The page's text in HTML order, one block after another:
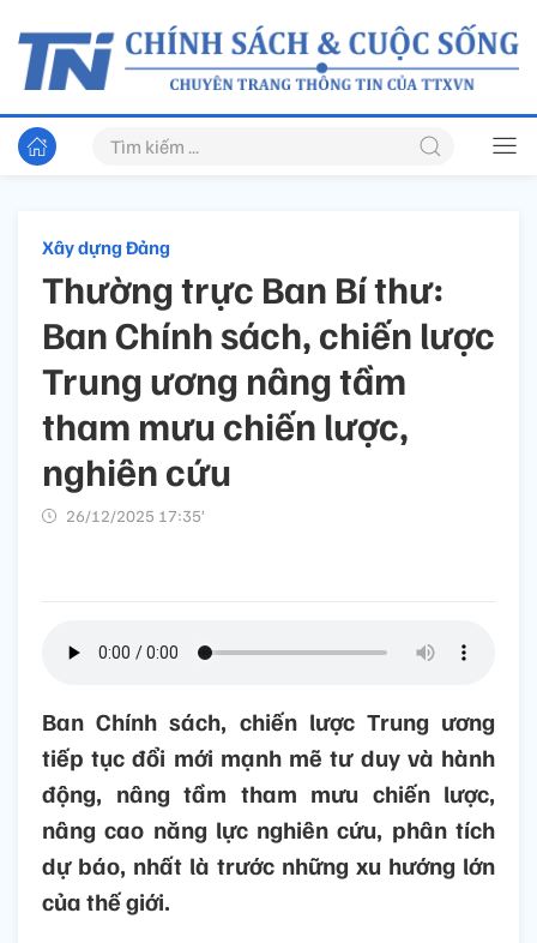
Xây dựng Đảng
Thường trực Ban Bí thư:
Ban Chính sách, chiến lược
Trung ương nâng tầm
tham mưu chiến lược,
nghiên cứu
26/12/2025 17:35’
Ban Chính sách, chiến lược Trung ương
tiếp tục đổi mới mạnh mẽ tư duy và hành
động, nâng tầm tham mưu chiến lược,
nâng cao năng lực nghiên cứu, phân tích
dự báo, nhất là trước những xu hướng lớn
của thế giới.